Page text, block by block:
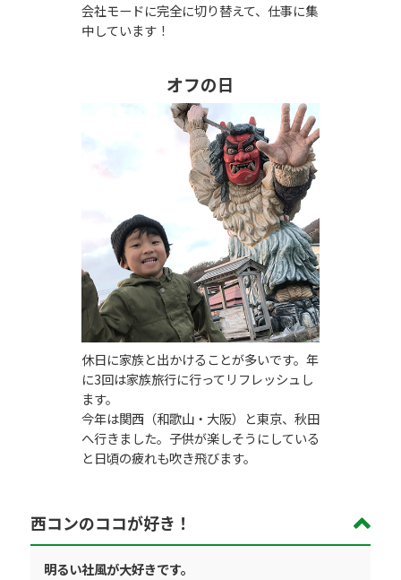
会社モードに完全に切り替えて、仕事に集
中しています！
オフの日
休日に家族と出かけることが多いです。年
に3回は家族旅行に行ってリフレッシュし
ます。
今年は関西（和歌山・大阪）と東京、秋田
へ行きました。子供が楽しそうにしている
と日頃の疲れも吹き飛びます。
西コンのココが好き！
明るい社風が大好きです。